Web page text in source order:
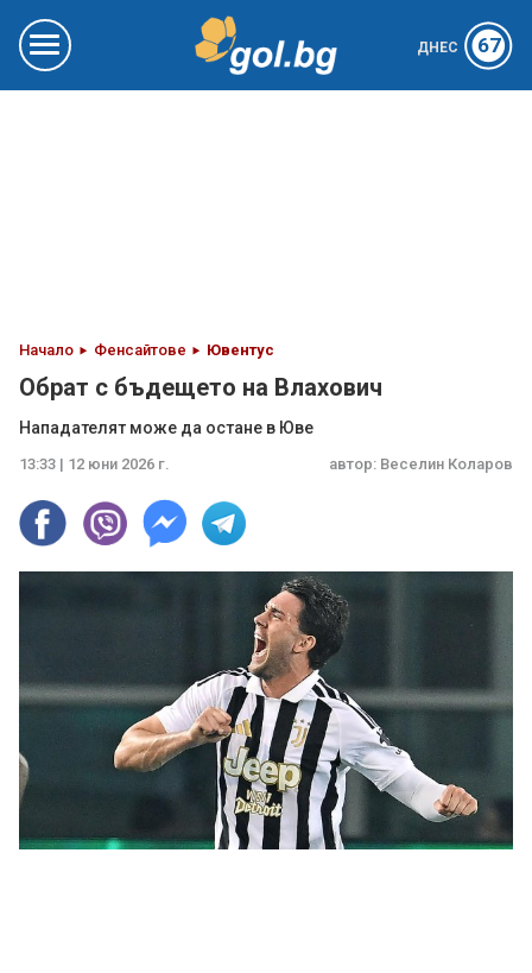
ДНЕС 67
Начало Фенсайтове Ювентус
Обрат с бъдещето на Влахович
Нападателят може да остане в Юве
13:33 | 12 юни 2026 г. автор: Веселин Коларов